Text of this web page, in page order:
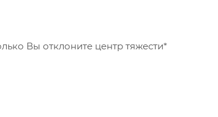
Вы отклоните центр тяжести*